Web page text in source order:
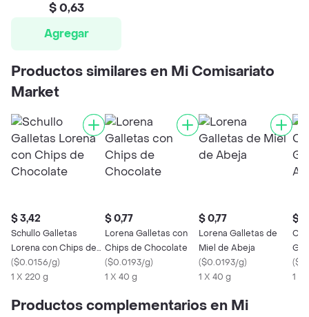
$ 0,63
Agregar
Productos similares en Mi Comisariato
Market
$ 3,42
Schullo Galletas
Lorena con Chips de
Chocolate
($0.0156/g)
1 X 220 g
$ 0,77
Lorena Galletas con
Chips de Chocolate
($0.0193/g)
1 X 40 g
$ 0,77
Lorena Galletas de
Miel de Abeja
($0.0193/g)
1 X 40 g
$
(
1 x
Productos complementarios en Mi